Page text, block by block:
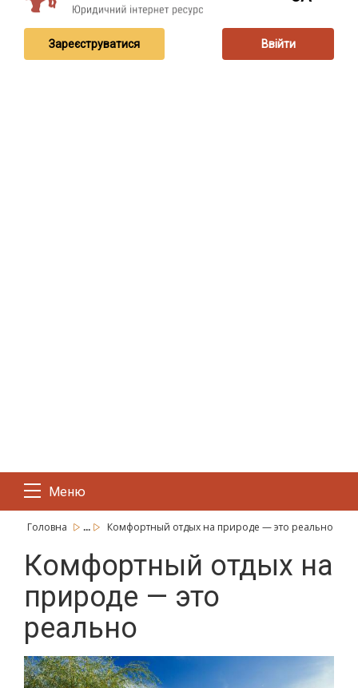
Зареєструватися Ввійти
Меню
Головна ... Комфортный отдых на природе — это реально
Комфортный отдых на
природе — это
реально